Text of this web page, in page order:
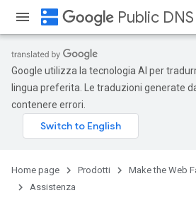
dns Public DNS
Google utilizza la tecnologia AI per
lingua preferita. Le traduzioni generate
contenere errori.
Home page Prodotti Make the Web
Assistenza